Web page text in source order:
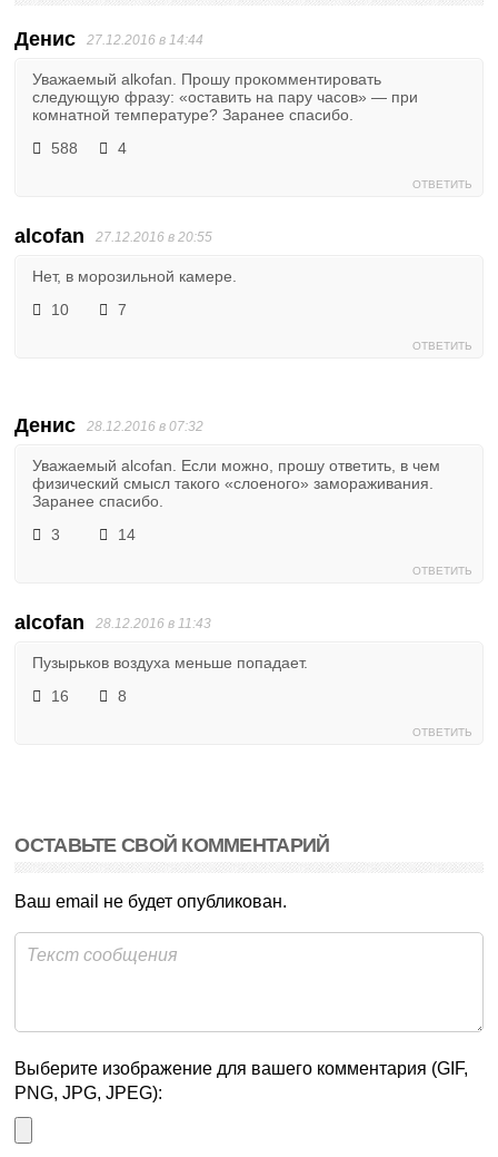
Денис 27.12.2016 в 14:44
Уважаемый alkofan. Прошу прокомментировать
следующую фразу: «оставить на пару часов» — при
комнатной температуре? Заранее спасибо.
588
4
ОТВЕТИТЬ
alcofan 27.12.2016 в 20:55
Нет, в морозильной камере.
10
7
ОТВЕТИТЬ
Денис 28.12.2016 в 07:32
Уважаемый alcofan. Если можно, прошу ответить, в чем
физический смысл такого «слоеного» замораживания.
Заранее спасибо.
3
14
ОТВЕТИТЬ
alcofan 28.12.2016 в 11:43
Пузырьков воздуха меньше попадает.
16
8
ОТВЕТИТЬ
ОСТАВЬТЕ СВОЙ КОММЕНТАРИЙ
Ваш email не будет опубликован.
Выберите изображение для вашего комментария (GIF,
PNG, JPG, JPEG):